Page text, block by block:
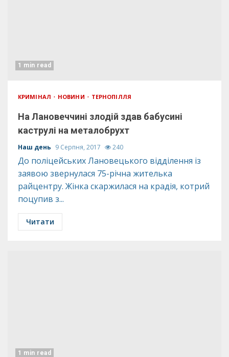
1 min read
КРИМІНАЛ НОВИНИ ТЕРНОПІЛЛЯ
На Лановеччині злодій здав бабусині
каструлі на металобрухт
Наш день 9 Серпня, 2017 240
До поліцейських Лановецького відділення із
заявою звернулася 75-річна жителька
райцентру. Жінка скаржилася на крадія, котрий
поцупив з...
Читати
1 min read